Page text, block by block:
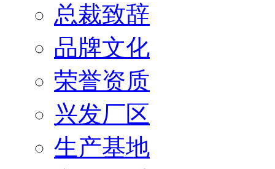
总裁致辞
品牌文化
荣誉资质
兴发厂区
生产基地